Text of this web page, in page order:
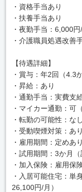
・資格手当あり
・扶養手当あり
・夜勤手当：6,000円
・介護職員処遇改善
【待遇詳細】
・賞与：年2回（4.3
・昇給：あり
・通勤手当：実費支
・マイカー通勤：可
・転勤の可能性：なし
・受動喫煙対策：あ
・雇用期間：定めあ
・試用期間：3か月
・加入保険：雇用保
・入居可能住宅：単
26,100円/月）